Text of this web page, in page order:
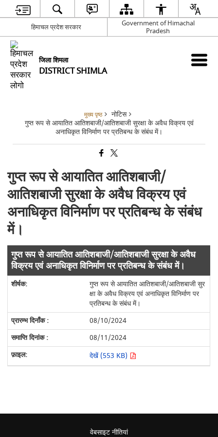
हिमाचल प्रदेश सरकार
Government of Himachal
Pradesh
जिला शिमला
DISTRICT SHIMLA
मुख्य पृष्ठ
नोटिस
गुप्त रूप से आयातित आतिशबाजी/आतिशबाजी सुरक्षा के अवैध विक्रय एवं
अनाधिकृत विनिर्माण पर प्रतिबन्ध के संबंध में।
गुप्त रूप से आयातित आतिशबाजी/
आतिशबाजी सुरक्षा के अवैध विक्रय एवं
अनाधिकृत विनिर्माण पर प्रतिबन्ध के संबंध
में।
गुप्त रूप से आयातित आतिशबाजी/आतिशबाजी सुरक्षा के अवैध
विक्रय एवं अनाधिकृत विनिर्माण पर प्रतिबन्ध के संबंध में।
गुप्त रूप से आयातित आतिशबाजी/आतिशबाजी सुर
क्षा के अवैध विक्रय एवं अनाधिकृत विनिर्माण पर
प्रतिबन्ध के संबंध में।
08/10/2024
08/11/2024
देखें (553 KB)
वेबसाइट नीतियां